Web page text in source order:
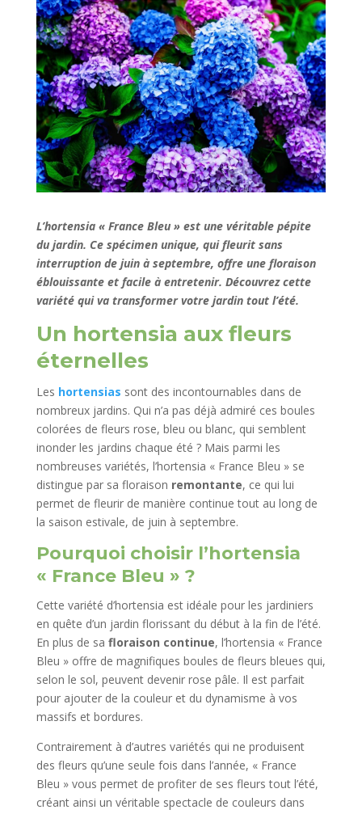
L’hortensia « France Bleu » est une véritable pépite
du jardin. Ce spécimen unique, qui fleurit sans
interruption de juin à septembre, offre une floraison
éblouissante et facile à entretenir. Découvrez cette
variété qui va transformer votre jardin tout l’été.
Un hortensia aux fleurs
éternelles
Les hortensias sont des incontournables dans de
nombreux jardins. Qui n’a pas déjà admiré ces boules
colorées de fleurs rose, bleu ou blanc, qui semblent
inonder les jardins chaque été ? Mais parmi les
nombreuses variétés, l’hortensia « France Bleu » se
distingue par sa floraison remontante, ce qui lui
permet de fleurir de manière continue tout au long de
la saison estivale, de juin à septembre.
Pourquoi choisir l’hortensia
« France Bleu » ?
Cette variété d’hortensia est idéale pour les jardiniers
en quête d’un jardin florissant du début à la fin de l’été.
En plus de sa floraison continue, l’hortensia « France
Bleu » offre de magnifiques boules de fleurs bleues qui,
selon le sol, peuvent devenir rose pâle. Il est parfait
pour ajouter de la couleur et du dynamisme à vos
massifs et bordures.
Contrairement à d’autres variétés qui ne produisent
des fleurs qu’une seule fois dans l’année, « France
Bleu » vous permet de profiter de ses fleurs tout l’été,
créant ainsi un véritable spectacle de couleurs dans